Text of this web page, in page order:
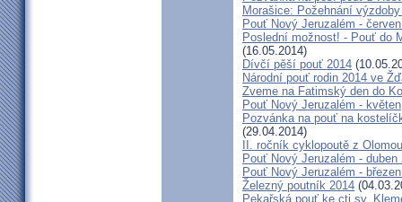
Morašice: Požehnání
Pouť Nový Jeruzalém -
Poslední možnost! - Pouť do
(16.05.2014)
Dívčí pěší pouť 2014
Národní pouť rodin 2014 ve
Zveme na Fatimský den do
Pouť Nový Jeruzalém - květen
Pozvánka na pouť na
(29.04.2014)
II. ročník cyklopoutě z
Pouť Nový Jeruzalém - duben
Pouť Nový Jeruzalém -
Železný poutník 2014
Pekařská pouť ke cti sv.